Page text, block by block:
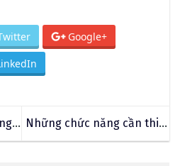
Google+
Những chức năng cần thiết
khi thiết kế website tuyển